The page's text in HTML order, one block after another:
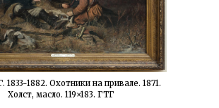
1833-1882. Охотники на привале. 1871.
Холст, масло. 119×183. ГТГ